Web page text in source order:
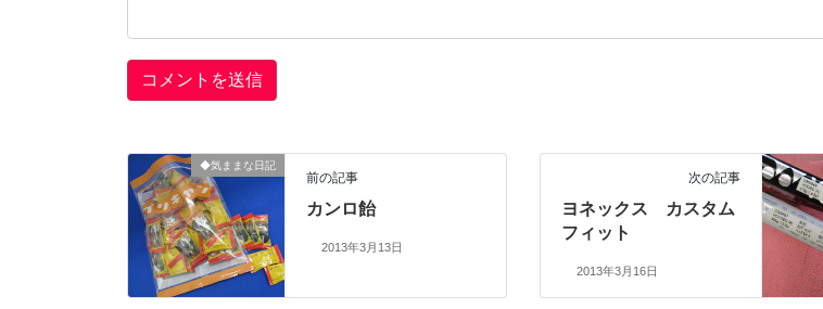
◆気ままな日記
前の記事
カンロ飴
2013年3月13日
次の記事
ヨネックス カスタム
フィット
2013年3月16日